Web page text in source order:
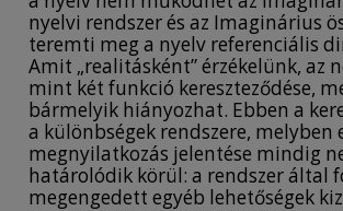
nyelvi rendszer és az Imaginárius
teremti meg a nyelv referenciális
Amit „realitásként” érzékelünk, az
mint két funkció kereszteződése,
bármelyik hiányozhat. Ebben a
a különbségek rendszere, melyben
megnyilatkozás jelentése mindig
határolódik körül: a rendszer által
megengedett egyéb lehetőségek